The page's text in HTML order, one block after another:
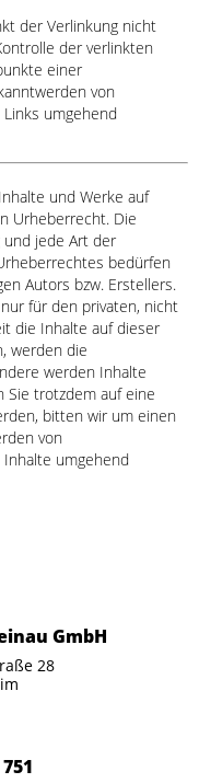
der Verlinkung nicht
der verlinkten
einer
von
umgehend
und Werke auf
Urheberrecht. Die
und jede Art der
bedürfen
Autors bzw. Erstellers.
für den privaten, nicht
die Inhalte auf dieser
werden die
werden Inhalte
Sie trotzdem auf eine
bitten wir um einen
von
umgehend
GmbH
28